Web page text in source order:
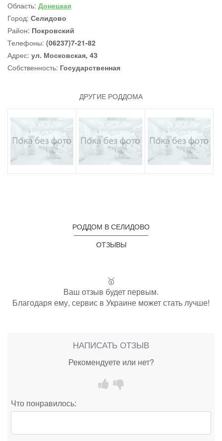
Область: Донецкая
Город: Селидово
Район: Покровский
Телефоны: (06237)7-21-82
Адрес: ул. Московская, 43
Собственность: Государственная
ДРУГИЕ РОДДОМА
РОДДОМ В СЕЛИДОВО
ОТЗЫВЫ
🥇
Ваш отзыв будет первым.
Благодаря ему, сервис в Украине может стать лучше!
НАПИСАТЬ ОТЗЫВ
Рекомендуете или нет?
Что понравилось: